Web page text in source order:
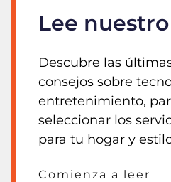
Lee
Descubre las
consejos sobre
entretenimiento,
seleccionar los
para tu hogar y
Comienza a leer